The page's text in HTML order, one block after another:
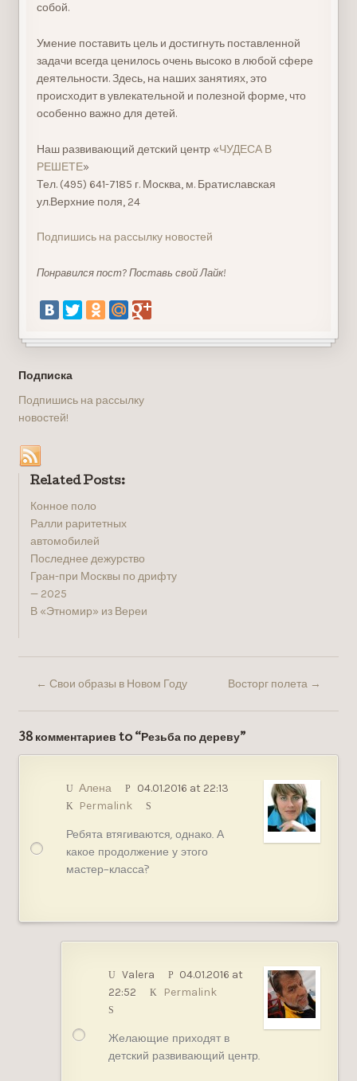
собой.
Умение поставить цель и достигнуть поставленной
задачи всегда ценилось очень высоко в любой сфере
деятельности. Здесь, на наших занятиях, это
происходит в увлекательной и полезной форме, что
особенно важно для детей.
Наш развивающий детский центр «ЧУДЕСА В
РЕШЕТЕ»
Тел. (495) 641-7185 г. Москва, м. Братиславская
ул.Верхние поля, 24
Подпишись на рассылку новостей
Понравился пост? Поставь свой Лайк!
Подписка
Подпишись на рассылку
новостей!
Related Posts:
Конное поло
Ралли раритетных
автомобилей
Последнее дежурство
Гран-при Москвы по дрифту
— 2025
В «Этномир» из Вереи
← Свои образы в Новом Году Восторг полета →
38 комментариев to “Резьба по дереву”
Алена
04.01.2016 at 22:13
Permalink
Ребята втягиваются, однако. А
какое продолжение у этого
мастер-класса?
Valera
04.01.2016 at
22:52
Permalink
Желающие приходят в
детский развивающий центр.